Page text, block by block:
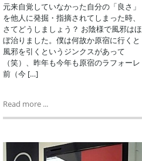
元来自覚していなかった自分の「良さ」
を他人に発掘・指摘されてしまった時、
さてどうしましょう？ お陰様で風邪はほ
ぼ治りました。僕は何故か原宿に行くと
風邪を引くというジンクスがあって
（笑）、昨年も今年も原宿のラフォーレ
前（今 […]
Read more ...